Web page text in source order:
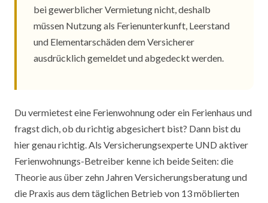
bei gewerblicher Vermietung nicht, deshalb
müssen Nutzung als Ferienunterkunft, Leerstand
und Elementarschäden dem Versicherer
ausdrücklich gemeldet und abgedeckt werden.
Du vermietest eine Ferienwohnung oder ein Ferienhaus und
fragst dich, ob du richtig abgesichert bist? Dann bist du
hier genau richtig. Als Versicherungsexperte UND aktiver
Ferienwohnungs-Betreiber kenne ich beide Seiten: die
Theorie aus über zehn Jahren Versicherungsberatung und
die Praxis aus dem täglichen Betrieb von 13 möblierten